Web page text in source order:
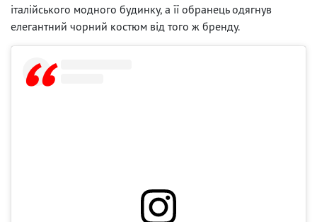
італійського модного будинку, а її обранець одягнув
елегантний чорний костюм від того ж бренду.